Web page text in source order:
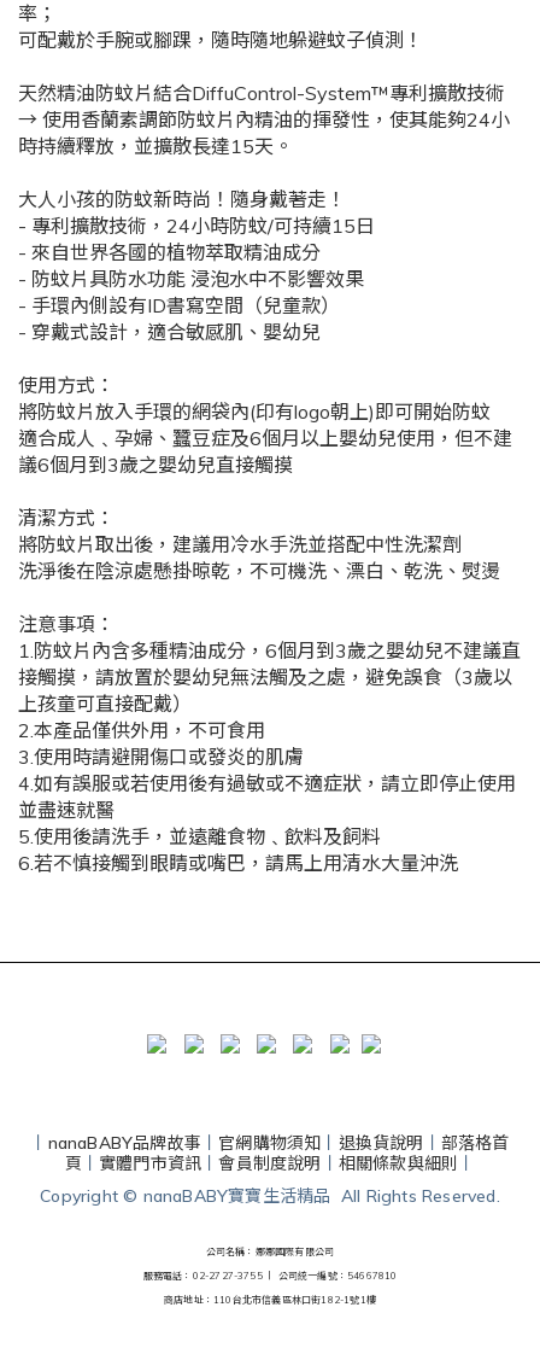
率；
可配戴於手腕或腳踝，隨時隨地躲避蚊子偵測！
天然精油防蚊片結合DiffuControl-System™專利擴散技術
→ 使用香蘭素調節防蚊片內精油的揮發性，使其能夠24小
時持續釋放，並擴散長達15天。
大人小孩的防蚊新時尚！隨身戴著走！
- 專利擴散技術，24小時防蚊/可持續15日
- 來自世界各國的植物萃取精油成分
- 防蚊片具防水功能 浸泡水中不影響效果
- 手環內側設有ID書寫空間（兒童款）
- 穿戴式設計，適合敏感肌、嬰幼兒
使用方式：
將防蚊片放入手環的網袋內(印有logo朝上)即可開始防蚊
適合成人﹑孕婦、蠶豆症及6個月以上嬰幼兒使用，但不建
議6個月到3歲之嬰幼兒直接觸摸
清潔方式：
將防蚊片取出後，建議用冷水手洗並搭配中性洗潔劑
洗淨後在陰涼處懸掛晾乾，不可機洗、漂白、乾洗、熨燙
注意事項：
1.防蚊片內含多種精油成分，6個月到3歲之嬰幼兒不建議直
接觸摸，請放置於嬰幼兒無法觸及之處，避免誤食（3歲以
上孩童可直接配戴）
2.本產品僅供外用，不可食用
3.使用時請避開傷口或發炎的肌膚
4.如有誤服或若使用後有過敏或不適症狀，請立即停止使用
並盡速就醫
5.使用後請洗手，並遠離食物﹑飲料及飼料
6.若不慎接觸到眼睛或嘴巴，請馬上用清水大量沖洗
nanaBABY品牌故事 官網購物須知 退換貨說明
部落格首
頁
實體門市資訊 丨會員制度說明 相關條款與細則
Copyright © nanaBABY寶寶生活精品 All Rights Reserved.
公司名稱：娜娜國際有限公司
服務電話：02-2727-3755 丨 公司統一編號：54667810
商店地址：110台北市信義區林口街182-1號1樓